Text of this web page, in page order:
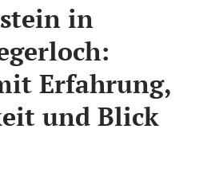
in
Erfahrung,
und Blick